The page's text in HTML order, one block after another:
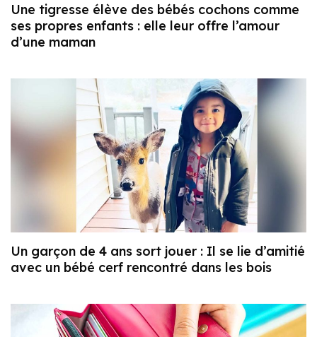
Une tigresse élève des bébés cochons comme
ses propres enfants : elle leur offre l’amour
d’une maman
Un garçon de 4 ans sort jouer : Il se lie d’amitié
avec un bébé cerf rencontré dans les bois